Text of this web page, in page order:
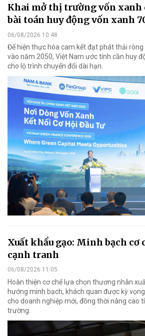
Khai mở thị trường vốn xanh
bài toán huy động vốn xanh
06/08/2026 10:48
Để hiện thực hóa cam kết đạt phát thải
vào năm 2050, Việt Nam ước tính cần huy
cho lộ trình chuyển đổi dài hạn.
Xuất khẩu gạo: Minh bạch cơ
cạnh tranh
06/08/2026 11:05
Hoàn thiện cơ chế lựa chọn thương nhân
hướng minh bạch, khách quan được kỳ
cho doanh nghiệp mới, đồng thời nâng cao
trường.